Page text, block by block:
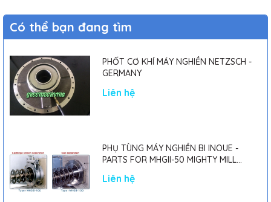
Có thể bạn đang tìm
PHỐT CƠ KHÍ MÁY NGHIỀN NETZSCH -
GERMANY
Liên hệ
PHỤ TÙNG MÁY NGHIỀN BI INOUE -
PARTS FOR MHGII-50 MIGHTY MILL
Liên hệ